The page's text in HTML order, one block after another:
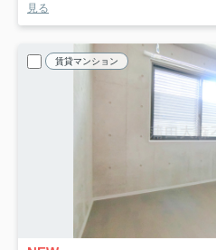
見る
賃貸マンション